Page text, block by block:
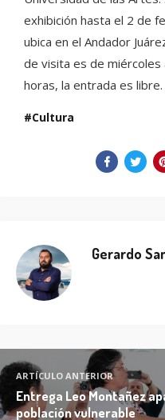
exhibición hasta el 2 de
ubica en el Andador
de visita es de miércoles
horas, la entrada es libre.
Cultura
Gerardo
ARTÍCULO ANTERIOR
Entrega Leo Montañez
población vulnerable